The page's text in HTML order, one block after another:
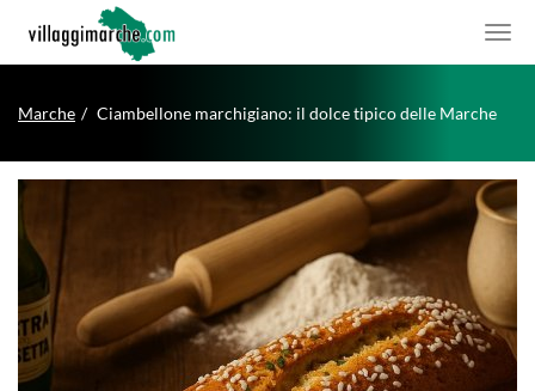
Marche Ciambellone marchigiano: il dolce tipico delle Marche